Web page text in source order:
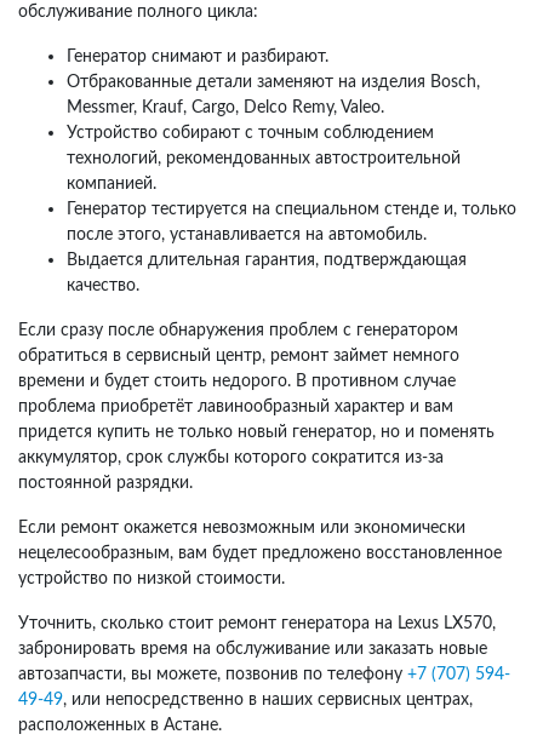
обслуживание полного цикла:
Генератор снимают и разбирают.
Отбракованные детали заменяют на изделия Bosch,
Messmer, Krauf, Cargo, Delco Remy, Valeo.
Устройство собирают с точным соблюдением
технологий, рекомендованных автостроительной
компанией.
Генератор тестируется на специальном стенде и, только
после этого, устанавливается на автомобиль.
Выдается длительная гарантия, подтверждающая
качество.
Если сразу после обнаружения проблем с генератором
обратиться в сервисный центр, ремонт займет немного
времени и будет стоить недорого. В противном случае
проблема приобретёт лавинообразный характер и вам
придется купить не только новый генератор, но и поменять
аккумулятор, срок службы которого сократится из-за
постоянной разрядки.
Если ремонт окажется невозможным или экономически
нецелесообразным, вам будет предложено восстановленное
устройство по низкой стоимости.
Уточнить, сколько стоит ремонт генератора на Lexus LX570,
забронировать время на обслуживание или заказать новые
автозапчасти, вы можете, позвонив по телефону +7 (707) 594-
49-49, или непосредственно в наших сервисных центрах,
расположенных в Астане.